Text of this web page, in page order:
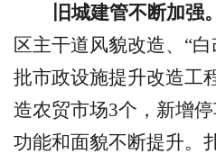
旧城建管不断加强。
区主干道风貌改造、 “白
批市政设施提升改造工
造农贸市场3个，新增
功能和面貌不断提升。